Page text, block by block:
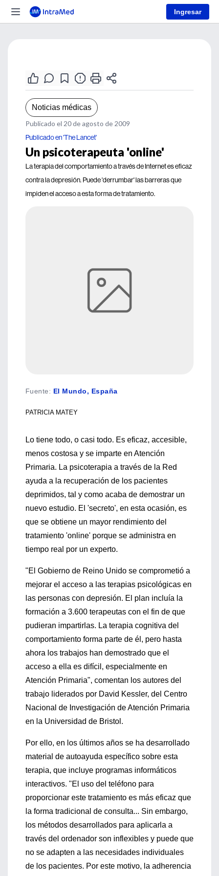
Ingresar
Noticias médicas
Publicado el 20 de agosto de 2009
Publicado en 'The Lancet'
Un psicoterapeuta 'online'
La terapia del comportamiento a través de Internet es eficaz
contra la depresión. Puede 'derrumbar' las barreras que
impiden el acceso a esta forma de tratamiento.
Fuente: El Mundo, España
PATRICIA MATEY
Lo tiene todo, o casi todo. Es eficaz, accesible,
menos costosa y se imparte en Atención
Primaria. La psicoterapia a través de la Red
ayuda a la recuperación de los pacientes
deprimidos, tal y como acaba de demostrar un
nuevo estudio. El 'secreto', en esta ocasión, es
que se obtiene un mayor rendimiento del
tratamiento 'online' porque se administra en
tiempo real por un experto.
"El Gobierno de Reino Unido se comprometió a
mejorar el acceso a las terapias psicológicas en
las personas con depresión. El plan incluía la
formación a 3.600 terapeutas con el fin de que
pudieran impartirlas. La terapia cognitiva del
comportamiento forma parte de él, pero hasta
ahora los trabajos han demostrado que el
acceso a ella es difícil, especialmente en
Atención Primaria", comentan los autores del
trabajo liderados por David Kessler, del Centro
Nacional de Investigación de Atención Primaria
en la Universidad de Bristol.
Por ello, en los últimos años se ha desarrollado
material de autoayuda específico sobre esta
terapia, que incluye programas informáticos
interactivos. "El uso del teléfono para
proporcionar este tratamiento es más eficaz que
la forma tradicional de consulta... Sin embargo,
los métodos desarrollados para aplicarla a
través del ordenador son inflexibles y puede que
no se adapten a las necesidades individuales
de los pacientes. Por este motivo, la adherencia